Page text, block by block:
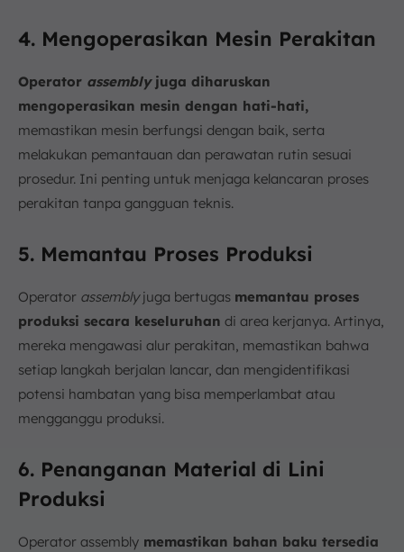
4. Mengoperasikan Mesin Perakitan
Operator assemblyjuga diharuskan
mengoperasikan mesin dengan hati-hati,
memastikan mesin berfungsi dengan baik, serta
melakukan pemantauan dan perawatan rutin sesuai
prosedur. Ini penting untuk menjaga kelancaran proses
perakitan tanpa gangguan teknis.
5. Memantau Proses Produksi
Operator assemblyjuga bertugas memantau proses
produksi secara keseluruhan di area kerjanya. Artinya,
mereka mengawasi alur perakitan, memastikan bahwa
setiap langkah berjalan lancar, dan mengidentifikasi
potensi hambatan yang bisa memperlambat atau
mengganggu produksi.
6. Penanganan Material di Lini
Produksi
Operator assembly memastikan bahan baku tersedia